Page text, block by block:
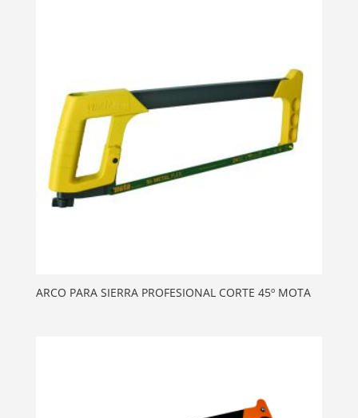
ARCO PARA SIERRA PROFESIONAL CORTE 45º MOTA